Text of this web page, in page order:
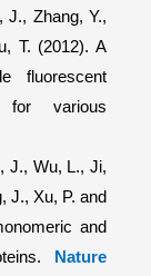
J., Zhang, Y.,
T. (2012). A
fluorescent
for various
J., Wu, L., Ji,
J., Xu, P. and
and
Nature